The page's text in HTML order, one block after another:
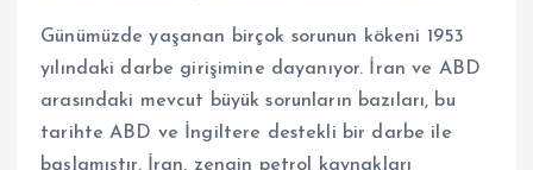
Günümüzde yaşanan birçok sorunun kökeni 1953
yılındaki darbe girişimine dayanıyor. İran ve ABD
arasındaki mevcut büyük sorunların bazıları, bu
tarihte ABD ve İngiltere destekli bir darbe ile
başlamıştır. İran, zengin petrol kaynakları